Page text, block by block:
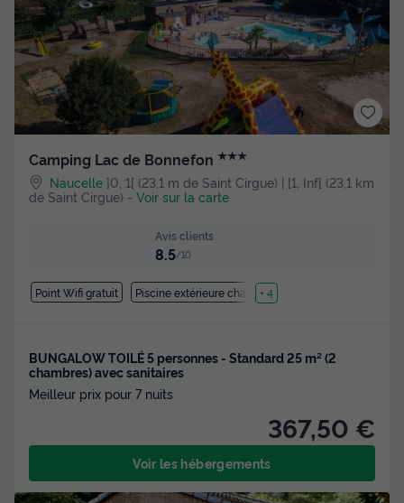
Camping Lac de Bonnefon ★★★
Naucelle ]0, 1[ (23,1 m de Saint Cirgue) | [1, Inf[ (23,1 km
de Saint Cirgue) - Voir sur la carte
Avis clients
8.5/10
Point Wifi gratuit Piscine extérieure chauffée
+ 4
BUNGALOW TOILÉ 5 personnes - Standard 25 m² (2
chambres) avec sanitaires
Meilleur prix pour 7 nuits
367,50 €
Voir les hébergements